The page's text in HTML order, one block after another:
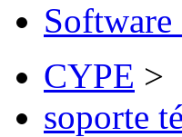
Software
CYPE >
soporte